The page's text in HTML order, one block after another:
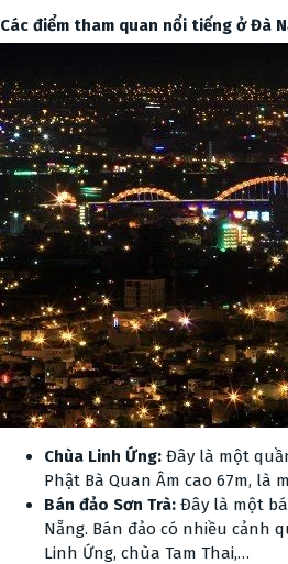
Các điểm tham quan nổi tiếng ở Đà
Chùa Linh Ứng: Đây là một
Phật Bà Quan Âm cao 67m, là
Bán đảo Sơn Trà: Đây là một
Nẵng. Bán đảo có nhiều cảnh
Linh Ứng, chùa Tam Thai,…